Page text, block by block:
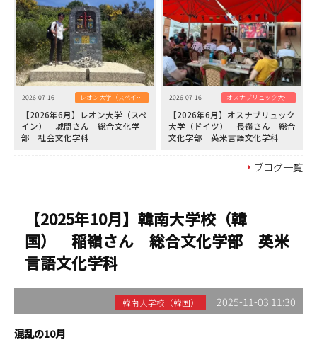
2026-07-16 レオン大学（スペイン）
【2026年6月】レオン大学（スペ
イン） 城間さん 総合文化学
部 社会文化学科
2026-07-16 オスナブリュック大学（ドイツ）
【2026年6月】オスナブリュック
大学（ドイツ） 長嶺さん 総合
文化学部 英米言語文化学科
ブログ一覧
【2025年10月】韓南大学校（韓
国） 稲嶺さん 総合文化学部 英米
言語文化学科
韓南大学校（韓国） 2025-11-03 11:30
混乱の10月